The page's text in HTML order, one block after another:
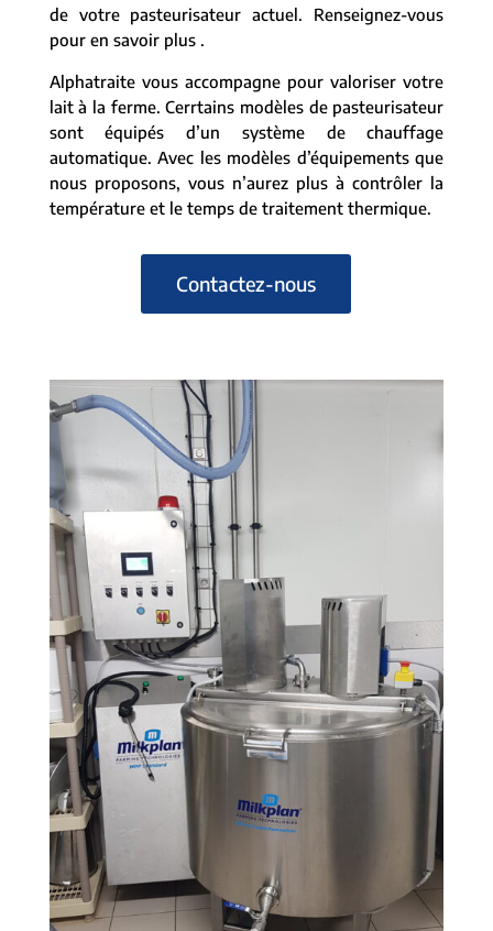
de votre pasteurisateur actuel. Renseignez-vous
pour en savoir plus .
Alphatraite vous accompagne pour valoriser votre
lait à la ferme. Cerrtains modèles de pasteurisateur
sont équipés d’un système de chauffage
automatique. Avec les modèles d’équipements que
nous proposons, vous n’aurez plus à contrôler la
température et le temps de traitement thermique.
Contactez-nous